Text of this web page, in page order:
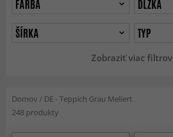
Zobraziť viac filtrov
FARBA
DĹŽKA
ŠÍRKA
TYP
Domov / DE - Teppich Grau Meliert
248 produkty